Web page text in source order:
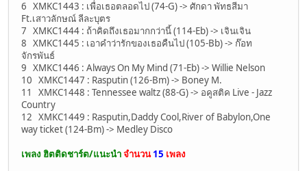
6 XMKC1443 : เพื่อเธอตลอดไป (74-G) -> ศักดา พัทธสีมา
Ft.เสาวลักษณ์ ลีละบุตร
7 XMKC1444 : ถ้าคิดถึงเธอมากกว่านี้ (114-Eb) -> เจินเจิน
8 XMKC1445 : เอาคำว่ารักของเธอคืนไป (105-Bb) -> ก๊อท
จักรพันธ์
9 XMKC1446 : Always On My Mind (71-Eb) -> Willie Nelson
10 XMKC1447 : Rasputin (126-Bm) -> Boney M.
11 XMKC1448 : Tennessee waltz (88-G) -> อคูสติค Live - Jazz
Country
12 XMKC1449 : Rasputin,Daddy Cool,River of Babylon,One
way ticket (124-Bm) -> Medley Disco
เพลง ฮิตติดชาร์ต/แนะนำจำนวน15 เพลง